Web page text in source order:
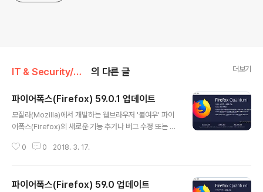
IT & Security/웹브라우저 의 다른 글 더보기
파이어폭스(Firefox) 59.0.1 업데이트
모질라(Mozilla)에서 개발하는 웹브라우저 '불여우' 파이
어폭스(Firefox)의 새로운 기능 추가나 버그 수정 또는 보
맥OS, 리눅스에서 업데이트를 통해 각각 배포되었습니다.
CVE-2018-5146: Out of bounds memory write i
0 0 2018. 3. 17.
파이어폭스(Firefox) 59.0 업데이트